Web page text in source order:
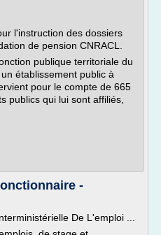
l'instruction des dossiers
de pension CNRACL.
publique territoriale du
établissement public à
pour le compte de 665
publics qui lui sont affiliés,
-
De L'emploi ...